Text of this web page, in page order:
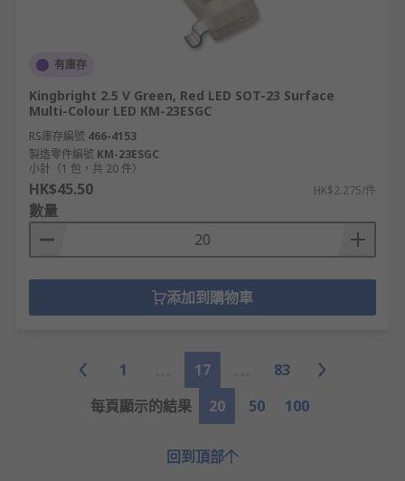
有庫存
Kingbright 2.5 V Green, Red LED SOT-23 Surface
Multi-Colour LED KM-23ESGC
RS庫存編號 466-4153
製造零件編號 KM-23ESGC
小計（1 包，共 20 件）
HK$45.50 HK$2.275/件
數量
添加到購物車
1 17
83
每頁顯示的結果
20 50 100
回到頂部